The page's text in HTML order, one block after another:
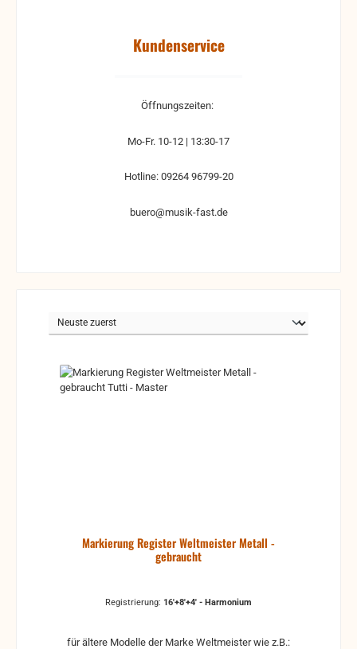
Kundenservice
Öffnungszeiten:
Mo-Fr. 10-12 | 13:30-17
Hotline: 09264 96799-20
buero@musik-fast.de
Markierung Register Weltmeister Metall -
gebraucht
Registrierung: 16'+8'+4' - Harmonium
für ältere Modelle der Marke Weltmeister wie z.B.: